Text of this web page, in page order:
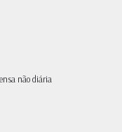
não diária